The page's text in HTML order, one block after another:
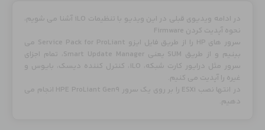
در ادامه ویدیوی قبلی در این ویدیو با تنظیمات iLO آشنا می شویم،
نحوه آپدیت کردن Firmware
سرور های HP را از طریق فایل ایزو Service Pack for ProLiant می
بینیم و از طریق SUM یعنی Smart Update Manager، تمام اجزای
سرور مثل درایور کارت شبکه، iLO، کنترل کننده دیسک، بایوس و
غیره را آپدیت می کنیم.
در انتها نصب ESXi را بر روی یک سرور HPE ProLiant Gen9 انجام می
دهیم.